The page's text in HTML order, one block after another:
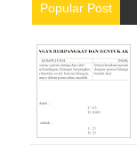
Popular Post